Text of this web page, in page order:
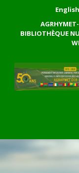
English
BIBLIOTHÈQUE